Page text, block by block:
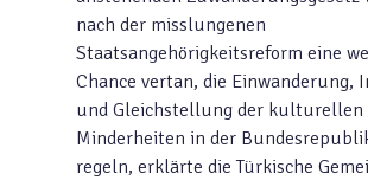
nach der misslungenen
Staatsangehörigkeitsreform eine
Chance vertan, die Einwanderung,
und Gleichstellung der kulturellen
Minderheiten in der
regeln, erklärte die Türkische